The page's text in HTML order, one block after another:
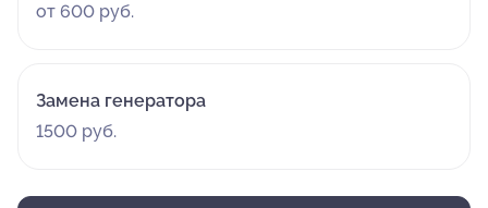
от 600 руб.
Замена генератора
1500 руб.